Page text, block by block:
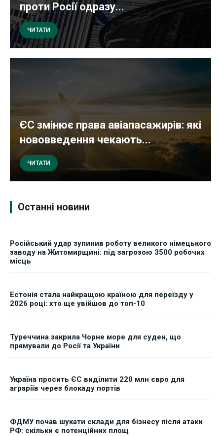
проти Росії одразу...
ЧИТАТИ
ЄС змінює права авіапасажирів: які
нововведення чекають...
ЧИТАТИ
Останні новини
Російський удар зупинив роботу великого німецького
заводу на Житомирщині: під загрозою 3500 робочих
місць
Естонія стала найкращою країною для переїзду у
2026 році: хто ще увійшов до топ-10
Туреччина закрила Чорне море для суден, що
прямували до Росії та України
Україна просить ЄС виділити 220 млн євро для
аграріїв через блокаду портів
ФДМУ почав шукати склади для бізнесу після атаки
РФ: скільки є потенційних площ